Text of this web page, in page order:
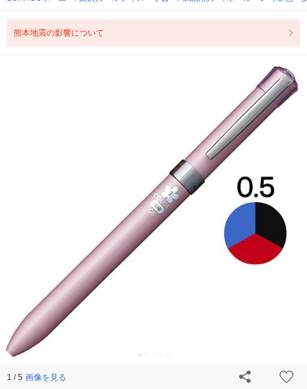
熊本地震の影響について
1 / 5 画像を見る